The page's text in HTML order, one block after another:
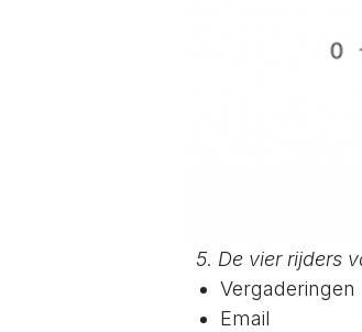
5. De vier rijders
Vergaderingen
Email